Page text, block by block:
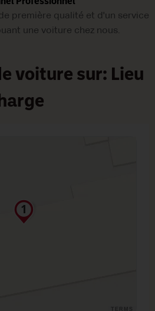
première qualité et d'un service
une voiture chez nous.
voiture sur: Lieu